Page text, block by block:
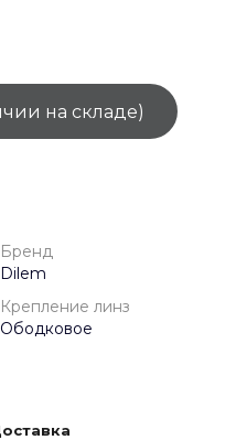
на складе)
Бренд
Dilem
Крепление линз
Ободковое